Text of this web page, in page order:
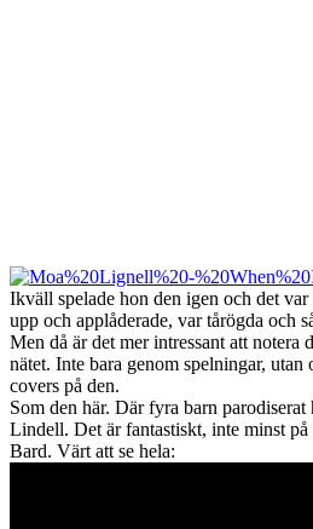
Ikväll spelade hon den igen och det
upp och applåderade, var tårögda och
Men då är det mer intressant att notera
nätet. Inte bara genom spelningar, utan
covers på den.
Som den här. Där fyra barn
Lindell. Det är fantastiskt, inte minst
Bard. Värt att se hela: